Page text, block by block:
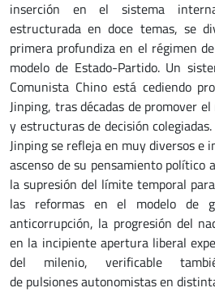
inserción en el sistema
estructurada en doce temas, se
primera profundiza en el régimen
modelo de Estado-Partido. Un
Comunista Chino está cediendo
Jinping, tras décadas de promover
y estructuras de decisión
Jinping se refleja en muy diversos e
ascenso de su pensamiento político
la supresión del límite temporal
las reformas en el modelo de
anticorrupción, la progresión del
en la incipiente apertura liberal
del milenio, verificable
de pulsiones autonomistas en